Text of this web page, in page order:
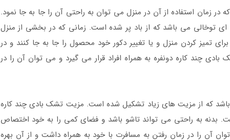
زمان استفاده از آن در منزل می توان به راحتی آن را جا به جا نمود.
توخالی می باشد که از باد پر شده است. زمانی که در بخشی از منزل
تمیز کردن منزل و یا تغییر دکور خود محصول را جا به جا کنند و در
چند کاره دونفره به همراه افراد قرار می گیرد و می توان آن را در
که از مزیت های زیاد تشکیل شده است. مزیت تشک بادی چند کاره
بدنه به راحتی می تواند تاشو باشد و فضای کمی را به خود اختصاص
آن را در زمان رفتن به مسافرت با خود به همراه داشت و از آن بهره